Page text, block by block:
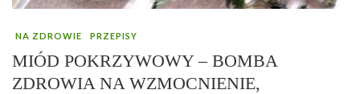
NA ZDROWIE PRZEPISY
MIÓD POKRZYWOWY – BOMBA
ZDROWIA NA WZMOCNIENIE,